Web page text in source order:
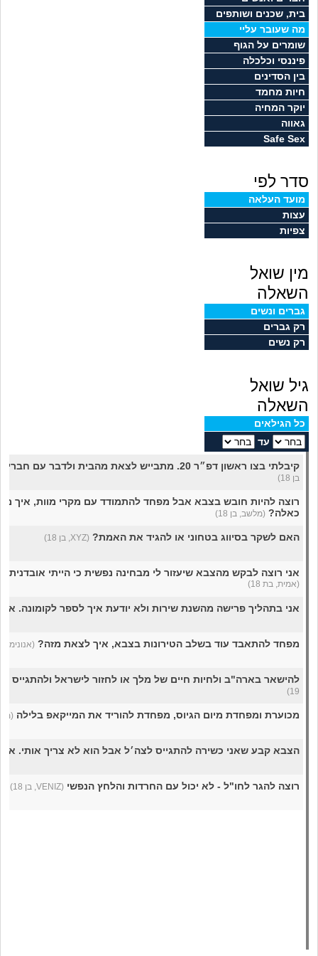
חיות מחמד
יוקר המחיה
גאווה
בית, שכנים ושותפים
מה שעובר עליי
שומרים על הגוף
פיננסי וכלכלה
בין הסדינים
חיות מחמד
יוקר המחיה
גאווה
Safe Sex
סדר לפי
מועד העלאה
עצות
צפיות
מין שואל
השאלה
גברים ונשים
רק גברים
רק נשים
גיל שואל
השאלה
כל הגילאים
עד
קיבלתי בצו ראשון דפ״ר 20. מתבייש לצאת מהבית ולדבר עם חברים, איך להתגבר?
בן 18)
רוצה להיות חובש בצבא אבל מפחד להתמודד עם מקרי מוות, איך
כאלה? (מלשב, בן 18)
האם לשקר בסיווג בטחוני או להגיד את האמת? (XYZ, בן 18)
אני רוצה לבקש מהצבא שיעזור לי מבחינה נפשית כי הייתי אובדנית.
(אמית, בת 18)
אני בתהליך פרישה מהשנת שירות ולא יודעת איך לספר לקומונה.
מפחד להתאבד עוד בשלב הטירונות בצבא, איך לצאת מזה? (אנונימי, בן
להישאר בארה"ב ולחיות חיים של מלך או לחזור לישראל ולהתגייס
19)
מכוערת ומפחדת מיום הגיוס, מפחדת להוריד את המייקאפ בלילה
הצבא קבע שאני כשירה להתגייס לצה׳ל אבל הוא לא צריך אותי.
רוצה להגר לחו"ל - לא יכול עם החרדות והלחץ הנפשי (VENIZ, בן 18)